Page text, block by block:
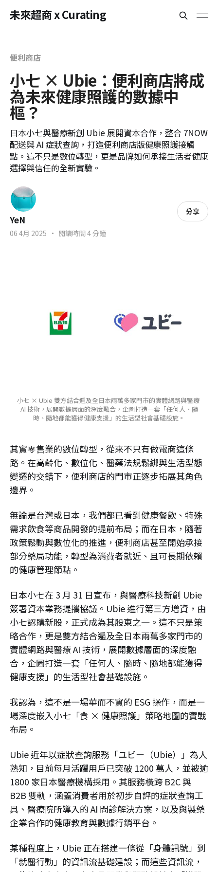
未來超商 x Curating
便利商店
小七 × Ubie：便利商店將成
為未來健康照護的數據中
樞？
日本小七與醫療新創 Ubie 展開資本合作，整合 7NOW
配送與 AI 症狀查詢，打造便利商店版健康照護接觸
點。這不只是數位轉型，更是品牌如何承接生活者健康
選擇與信任的全新實驗。
YeN
06 4月 2025 • 閱讀時間 4 分鐘
分享
小七 × Ubie 雙方結合遍及全日本兩萬多家門市的實體網路與醫療
AI 技術，展開數據層面的深度融合，企圖打造一套「任何人、隨
時、隨地都能獲得健康支援」的生活型社會基礎設施。
其實零售業的數位轉型，從來不只有做電商這條
路。在高齡化、數位化、醫藥法規鬆綁與生活型態
變遷的交錯下，便利商店的門市正逐步拓展其角色
邊界。
無論是台灣或日本，我們都已看到健康餐飲、特殊
需求飲食等商品開發的提前布局；而在日本，隨著
政策鬆動與數位化的推進，便利商店甚至開始承接
部分藥局功能，轉型為消費者就近、且可長期依賴
的健康管理節點。
日本小七在 3 月 31 日宣布，與醫療科技新創 Ubie
簽署資本業務提攜協議。Ubie 進行第三方增資，由
小七認購新股，正式成為其股東之一。這不只是策
略合作，更是雙方結合遍及全日本兩萬多家門市的
實體網路與醫療 AI 技術，展開數據層面的深度融
合，企圖打造一套「任何人、隨時、隨地都能獲得
健康支援」的生活型社會基礎設施。
我認為，這不是一場華而不實的 ESG 操作，而是一
場深度嵌入小七「食 × 健康照護」策略地圖的實戰
布局。
Ubie 近年以症狀查詢服務「ユビー（Ubie）」為人
熟知，目前每月活躍用戶已突破 1200 萬人，並被逾
1800 家日本醫療機構採用。其服務橫跨 B2C 與
B2B 雙軌，涵蓋消費者用於初步自評的症狀查詢工
具、醫療院所導入的 AI 問診解決方案，以及與製藥
企業合作的健康教育與數據行銷平台。
某種程度上，Ubie 正在搭建一條從「身體訊號」到
「就醫行動」的資訊流基礎建設；而這些資訊流，